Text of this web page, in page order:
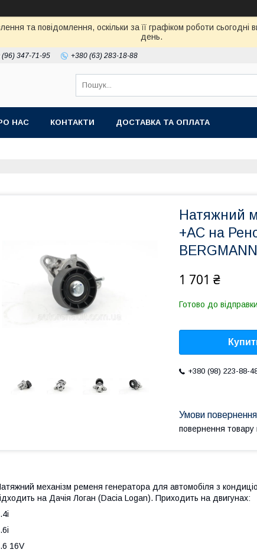
та повідомлення, оскільки за її графіком роботи
день.
(96) 347-71-95 +380 (63) 283-18-88
НАС КОНТАКТИ ДОСТАВКА ТА ОПЛАТА
Натяжний
+AC на
1 701 ₴
Готово до відправки
+380 (98) 223-88-
повернення товару
механізм ременя генератора для автомобіля з
на Дачія Логан (Dacia Logan). Приходить на двигунах:
16V